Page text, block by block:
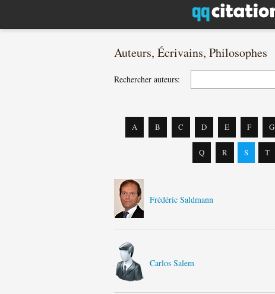
Auteurs, Écrivains, Philosophes
Rechercher auteurs:
A B C D E F G
Q R S T
Frédéric Saldmann
Carlos Salem